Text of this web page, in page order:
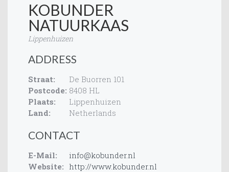
KOBUNDER
NATUURKAAS
Lippenhuizen
ADDRESS
Straat:
De Buorren 101
Postcode: 8408 HL
Plaats:
Lippenhuizen
Land:
Netherlands
CONTACT
E-Mail:
info@kobunder.nl
Website: http://www.kobunder.nl